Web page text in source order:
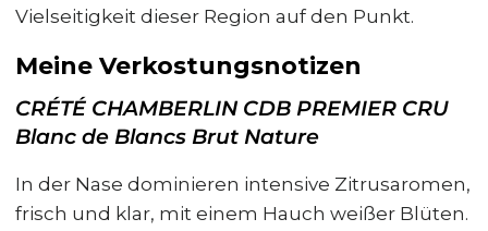
Vielseitigkeit dieser Region auf den Punkt.
Meine Verkostungsnotizen
CRÉTÉ CHAMBERLIN CDB PREMIER CRU
Blanc de Blancs Brut Nature
In der Nase dominieren intensive Zitrusaromen,
frisch und klar, mit einem Hauch weißer Blüten.